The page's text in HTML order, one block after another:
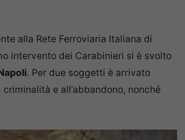
alla Rete Ferroviaria Italiana di
intervento dei Carabinieri si è svolto
. Per due soggetti è arrivato
e all’abbandono, nonché